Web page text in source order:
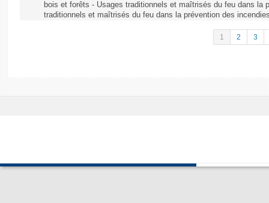
bois et forêts - Usages traditionnels et maîtrisés du feu dans la
traditionnels et maîtrisés du feu dans la prévention des
1 2 3